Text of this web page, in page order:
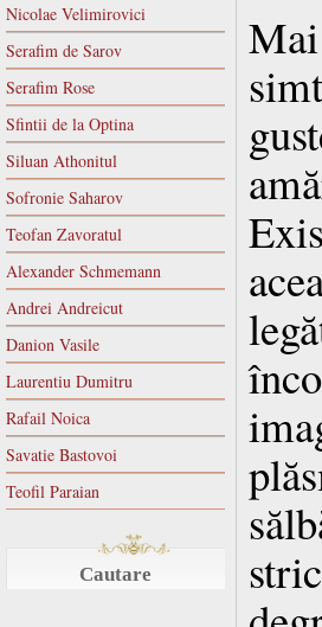
Nicolae Velimirovici
Serafim de Sarov
Serafim Rose
Sfintii de la Optina
Siluan Athonitul
Sofronie Saharov
Teofan Zavoratul
Alexander Schmemann
Andrei Andreicut
Danion Vasile
Laurentiu Dumitru
Rafail Noica
Savatie Bastovoi
Teofil Paraian
Cautare